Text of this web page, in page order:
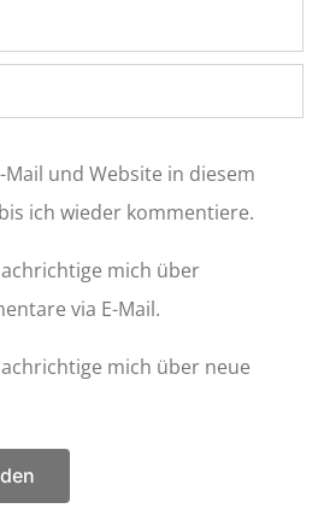
Mail und Website in diesem
ich wieder kommentiere.
mich über
via E-Mail.
mich über neue